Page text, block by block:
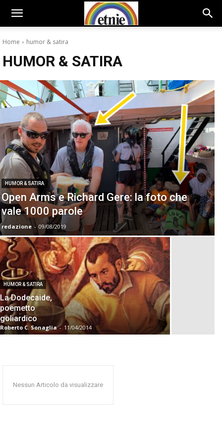
Home humor & satira
HUMOR & SATIRA
HUMOR & SATIRA
Open Arms e Richard Gere: la foto che
vale 1000 parole
redazione - 09/08/2019
HUMOR & SATIRA
La Dodecaide,
poemetto
goliardico
Roberto C. Sonaglia - 11/04/2014
Nessun Articolo da visualizzare